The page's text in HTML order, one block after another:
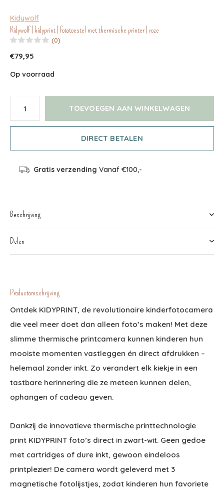
Kidywolf
Kidywolf | kidyprint | fototoestel met thermische printer | roze
(0)
€79,95
Op voorraad
TOEVOEGEN AAN WINKELWAGEN
DIRECT BETALEN
Gratis verzending Vanaf €100,-
Beschrijving
Delen
Productomschrijving
Ontdek KIDYPRINT, de revolutionaire kinderfotocamera
die veel meer doet dan alleen foto’s maken! Met deze
slimme thermische printcamera kunnen kinderen hun
mooiste momenten vastleggen én direct afdrukken –
helemaal zonder inkt. Zo verandert elk kiekje in een
tastbare herinnering die ze meteen kunnen delen,
ophangen of cadeau geven.
Dankzij de innovatieve thermische printtechnologie
print KIDYPRINT foto’s direct in zwart-wit. Geen gedoe
met cartridges of dure inkt, gewoon eindeloos
printplezier! De camera wordt geleverd met 3
magnetische fotolijstjes, zodat kinderen hun favoriete